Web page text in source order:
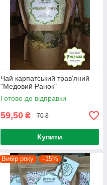
Чай карпатський трав'яний
"Медовий Ранок"
Готово до відправки
59,50 ₴ 70 ₴
Купити
Вибір року –15%